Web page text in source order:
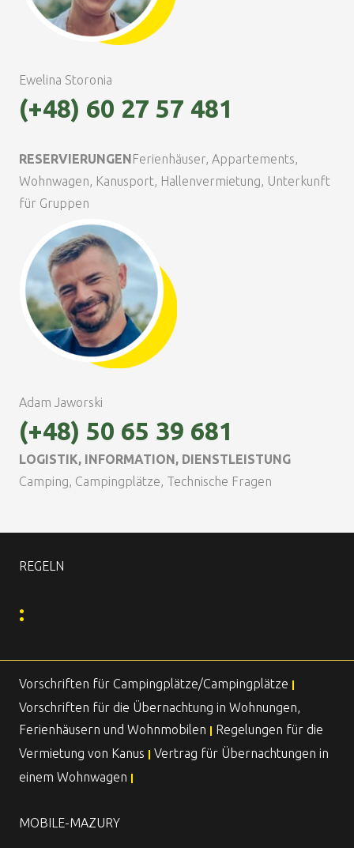
Ewelina Storonia
(+48) 60 27 57 481
RESERVIERUNGENFerienhäuser, Appartements,
Wohnwagen, Kanusport, Hallenvermietung, Unterkunft
für Gruppen
Adam Jaworski
(+48) 50 65 39 681
LOGISTIK, INFORMATION, DIENSTLEISTUNG
Camping, Campingplätze, Technische Fragen
REGELN
:
Vorschriften für Campingplätze/Campingplätze
Vorschriften für die Übernachtung in Wohnungen,
Ferienhäusern und Wohnmobilen
Regelungen für die
Vermietung von Kanus
Vertrag für Übernachtungen in
einem Wohnwagen
MOBILE-MAZURY